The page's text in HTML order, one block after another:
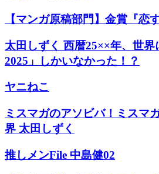
【マンガ原稿部門】金賞『恋
太田しずく 西暦25××年、世
2025」しかいなかった！？
ヤニねこ
ミスマガのアソビバ！ミスマ
界 太田しずく
推しメンFile 中島健02